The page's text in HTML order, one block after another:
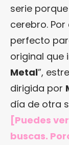
serie
cerebro.
perfecto
original que
Metal”,
dirigida por
día de otra
[Puedes
buscas.